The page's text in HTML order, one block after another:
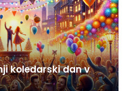
koledarski dan v